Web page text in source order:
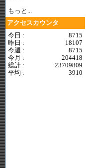
もっと...
アクセスカウンタ
今日 :
8715
昨日 :
18107
今週 :
8715
今月 :
204418
総計 :
23709809
平均 :
3910